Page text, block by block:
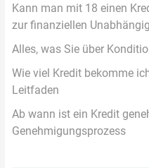
Kann man mit 18 einen
zur finanziellen
Alles, was Sie über
Wie viel Kredit bekomme
Leitfaden
Ab wann ist ein Kredit
Genehmigungsprozess